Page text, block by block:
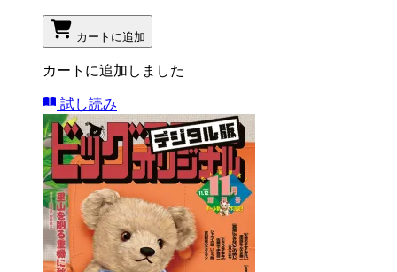
カートに追加
カートに追加しました
試し読み